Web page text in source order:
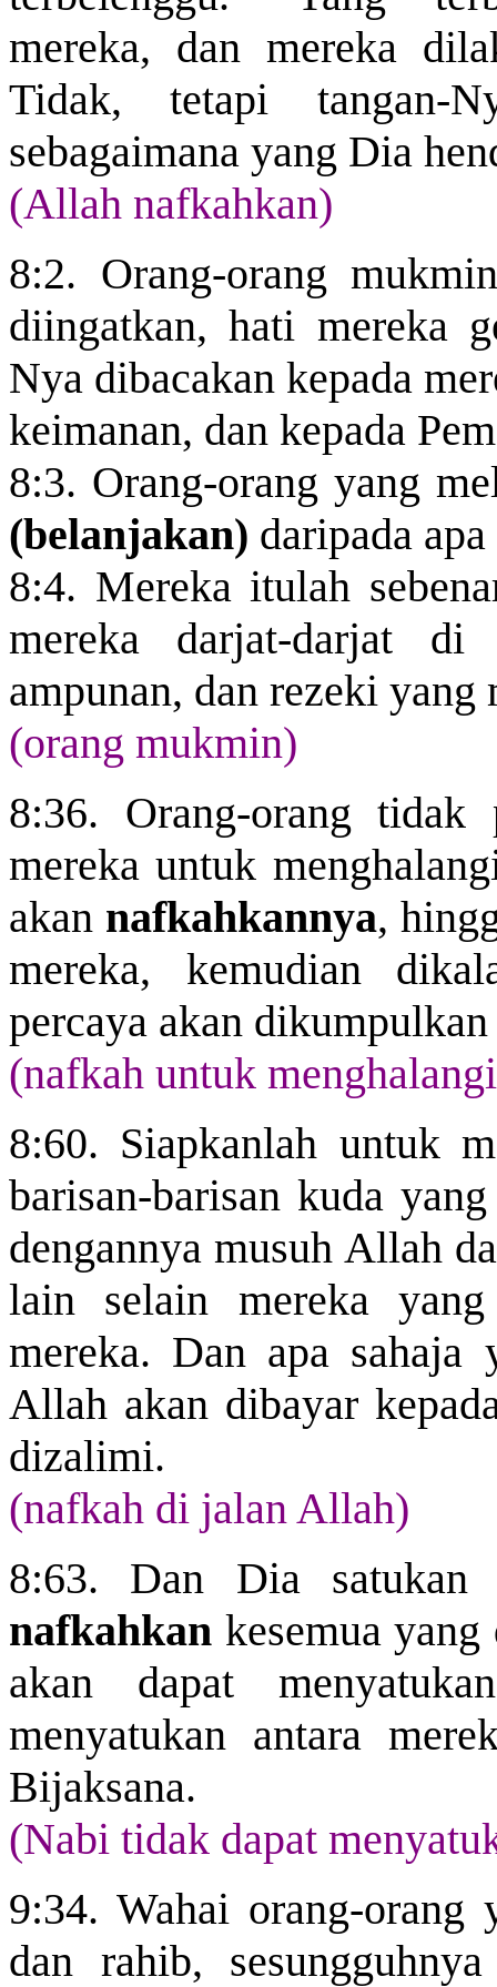
mereka, dan mereka
Tidak, tetapi
sebagaimana yang Dia
(Allah nafkahkan)
8:2. Orang-orang
diingatkan, hati mereka
Nya dibacakan kepada
keimanan, dan kepada
8:3. Orang-orang yang
(belanjakan) daripada
8:4. Mereka itulah
mereka darjat-darjat di
ampunan, dan rezeki yang
(orang mukmin)
8:36. Orang-orang
mereka untuk
akan nafkahkannya,
mereka, kemudian
percaya akan
(nafkah untuk
8:60. Siapkanlah untuk
barisan-barisan kuda
dengannya musuh Allah
lain selain mereka
mereka. Dan apa
Allah akan dibayar
dizalimi.
(nafkah di jalan Allah)
8:63. Dan Dia satukan
nafkahkan kesemua
akan dapat
menyatukan antara
Bijaksana.
(Nabi tidak dapat
9:34. Wahai orang-orang
dan rahib,